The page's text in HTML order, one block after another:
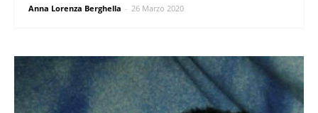
Anna Lorenza Berghella - 26 Marzo 2020